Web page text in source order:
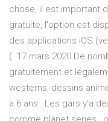
chose, il est important
gratuite, l'option est
des applications iOS
( 17 mars 2020 De
gratuitement et
westerns, dessins
a 6 ans : Les gars y'a